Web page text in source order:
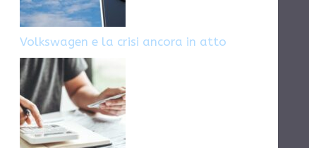
Volkswagen e la crisi ancora in atto